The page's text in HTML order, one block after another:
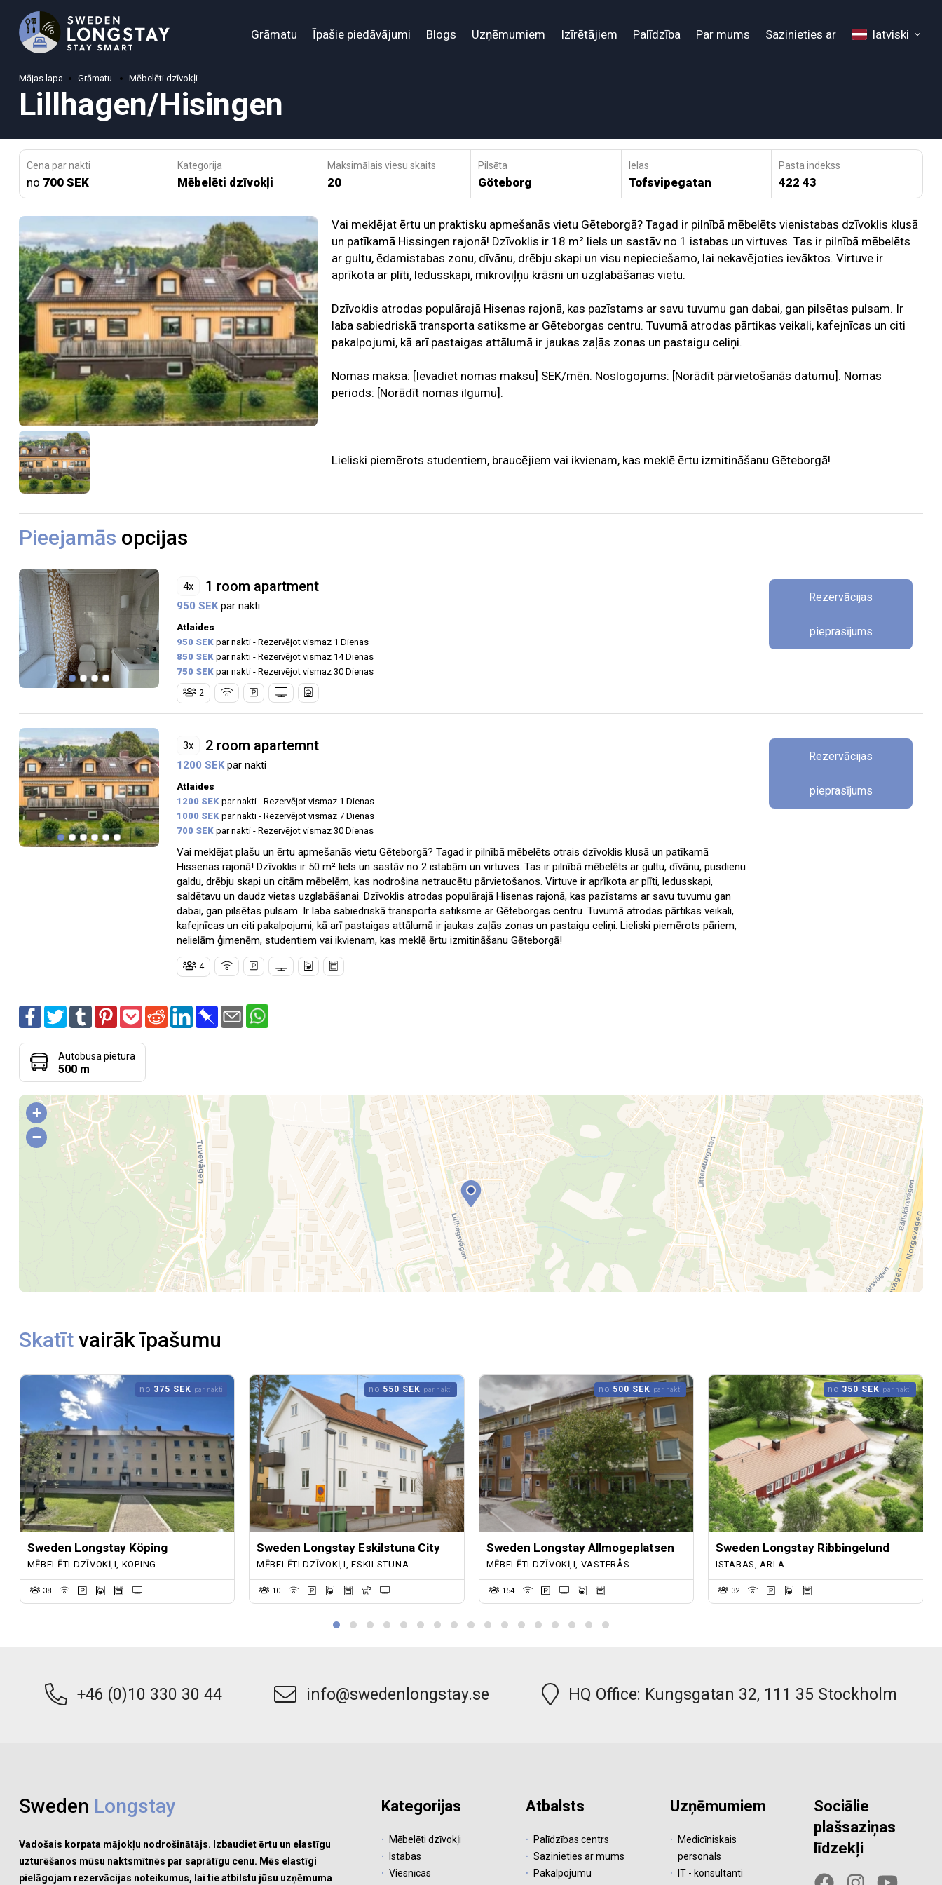
Grāmatu Īpašie piedāvājumi Blogs Uzņēmumiem Izīrētājiem Palīdzība Par mums Sazinieties ar latviski
Mājas lapa Grāmatu Mēbelēti dzīvokļi
Lillhagen/Hisingen
Cena par nakti
no 700 SEK
Kategorija
Mēbelēti dzīvokļi
Maksimālais viesu skaits
20
Pilsēta
Göteborg
Ielas
Tofsvipegatan
Pasta indekss
422 43
Vai meklējat ērtu un praktisku apmešanās vietu Gēteborgā? Tagad ir pilnībā mēbelēts vienistabas dzīvoklis klusā
un patīkamā Hissingen rajonā! Dzīvoklis ir 18 m² liels un sastāv no 1 istabas un virtuves. Tas ir pilnībā mēbelēts
ar gultu, ēdamistabas zonu, dīvānu, drēbju skapi un visu nepieciešamo, lai nekavējoties ievāktos. Virtuve ir
aprīkota ar plīti, ledusskapi, mikroviļņu krāsni un uzglabāšanas vietu.
Dzīvoklis atrodas populārajā Hisenas rajonā, kas pazīstams ar savu tuvumu gan dabai, gan pilsētas pulsam. Ir
laba sabiedriskā transporta satiksme ar Gēteborgas centru. Tuvumā atrodas pārtikas veikali, kafejnīcas un citi
pakalpojumi, kā arī pastaigas attālumā ir jaukas zaļās zonas un pastaigu celiņi.
Nomas maksa: [Ievadiet nomas maksu] SEK/mēn. Noslogojums: [Norādīt pārvietošanās datumu]. Nomas
periods: [Norādīt nomas ilgumu].
Lieliski piemērots studentiem, braucējiem vai ikvienam, kas meklē ērtu izmitināšanu Gēteborgā!
Pieejamās opcijas
4x 1 room apartment
950 SEKpar nakti
Atlaides
950 SEK par nakti - Rezervējot vismaz 1 Dienas
850 SEK par nakti - Rezervējot vismaz 14 Dienas
750 SEK par nakti - Rezervējot vismaz 30 Dienas
2
Rezervācijas
pieprasījums
3x 2 room apartemnt
1200 SEKpar nakti
Atlaides
1200 SEK par nakti - Rezervējot vismaz 1 Dienas
1000 SEK par nakti - Rezervējot vismaz 7 Dienas
700 SEK par nakti - Rezervējot vismaz 30 Dienas
Vai meklējat plašu un ērtu apmešanās vietu Gēteborgā? Tagad ir pilnībā mēbelēts otrais dzīvoklis klusā un patīkamā
Hissenas rajonā! Dzīvoklis ir 50 m² liels un sastāv no 2 istabām un virtuves. Tas ir pilnībā mēbelēts ar gultu, dīvānu, pusdienu
galdu, drēbju skapi un citām mēbelēm, kas nodrošina netraucētu pārvietošanos. Virtuve ir aprīkota ar plīti, ledusskapi,
saldētavu un daudz vietas uzglabāšanai. Dzīvoklis atrodas populārajā Hisenas rajonā, kas pazīstams ar savu tuvumu gan
dabai, gan pilsētas pulsam. Ir laba sabiedriskā transporta satiksme ar Gēteborgas centru. Tuvumā atrodas pārtikas veikali,
kafejnīcas un citi pakalpojumi, kā arī pastaigas attālumā ir jaukas zaļās zonas un pastaigu celiņi. Lieliski piemērots pāriem,
nelielām ģimenēm, studentiem vai ikvienam, kas meklē ērtu izmitināšanu Gēteborgā!
4
Rezervācijas
pieprasījums
Autobusa pietura
500 m
+
−
Skatīt vairāk īpašumu
no 375 SEK par nakti
Sweden Longstay Köping
MĒBELĒTI DZĪVOKĻI, KÖPING
38
no 550 SEK par nakti
Sweden Longstay Eskilstuna City
MĒBELĒTI DZĪVOKĻI, ESKILSTUNA
10
no 500 SEK par nakti
Sweden Longstay Allmogeplatsen
MĒBELĒTI DZĪVOKĻI, VÄSTERÅS
154
no 350 SEK par nakti
Sweden Longstay Ribbingelund
ISTABAS, ÄRLA
32
+46 (0)10 330 30 44 info@swedenlongstay.se HQ Office: Kungsgatan 32, 111 35 Stockholm
Sweden Longstay
Vadošais korpata mājokļu nodrošinātājs. Izbaudiet ērtu un elastīgu
uzturēšanos mūsu naktsmītnēs par saprātīgu cenu. Mēs elastīgi
pielāgojam rezervācijas noteikumus, lai tie atbilstu jūsu uzņēmuma
Kategorijas
Mēbelēti dzīvokļi
Istabas
Viesnīcas
Atbalsts
Palīdzības centrs
Sazinieties ar mums
Pakalpojumu
Uzņēmumiem
Medicīniskais
personāls
IT - konsultanti
Sociālie
plašsaziņas
līdzekļi